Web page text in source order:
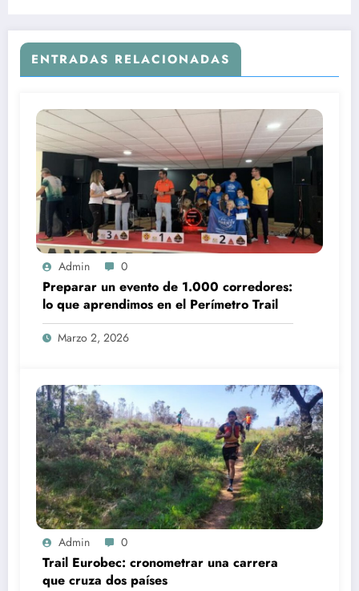
ENTRADAS RELACIONADAS
Admin 0
Preparar un evento de 1.000 corredores:
lo que aprendimos en el Perímetro Trail
Marzo 2, 2026
Admin 0
Trail Eurobec: cronometrar una carrera
que cruza dos países